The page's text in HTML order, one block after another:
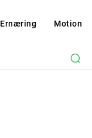
Ernæring Motion